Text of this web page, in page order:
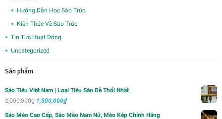
Hướng Dẫn Học Sáo Trúc
Kiến Thức Về Sáo Trúc
Tin Tức Hoạt Động
Uncategorized
Sản phẩm
Sáo Tiêu Việt Nam | Loại Tiêu Sáo Dễ Thổi Nhất
2,000,000₫ Giá
1,500,000₫Giá
Sáo Mèo Cao Cấp, Sáo Mèo Nam Nữ, Mèo Kép Chính Hãng